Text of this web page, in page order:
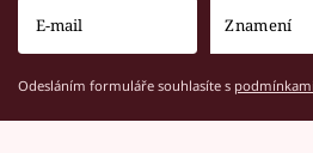
Odesláním formuláře souhlasíte s